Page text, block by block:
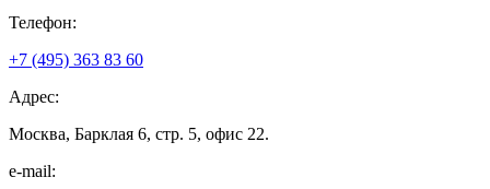
Телефон:
+7 (495) 363 83 60
Адрес:
Москва, Барклая 6, стр. 5, офис 22.
e-mail: